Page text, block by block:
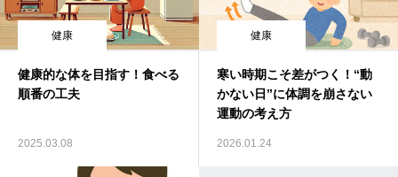
健康
健康的な体を目指す！食べる
順番の工夫
2025.03.08
健康
寒い時期こそ差がつく！“動
かない日”に体調を崩さない
運動の考え方
2026.01.24